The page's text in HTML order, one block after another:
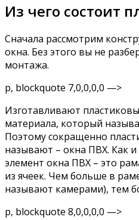
Из чего состоит
Сначала рассмотрим
окна. Без этого вы не
монтажа.
p, blockquote 7,0,0,0,0 —>
Изготавливают
материала, который
Поэтому сокращенно
называют – окна ПВХ. Как
элемент окна ПВХ – это
из ячеек. Чем больше в
называют камерами), тем
p, blockquote 8,0,0,0,0 —>